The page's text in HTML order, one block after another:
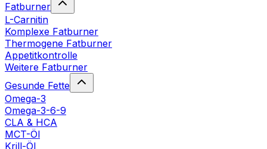
Fatburner
L-Carnitin
Komplexe Fatburner
Thermogene Fatburner
Appetitkontrolle
Weitere Fatburner
Gesunde Fette
Omega-3
Omega-3-6-9
CLA & HCA
MCT-Öl
Krill-Öl